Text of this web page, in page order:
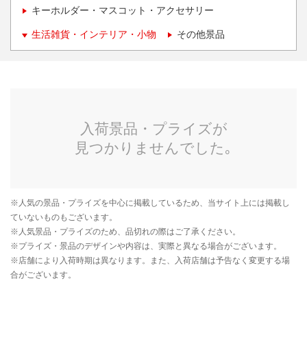
キーホルダー・マスコット・アクセサリー
生活雑貨・インテリア・小物 その他景品